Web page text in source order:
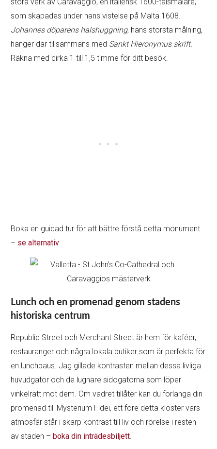
stora verk av Caravaggio, en italiensk 1600-talsmålare,
som skapades under hans vistelse på Malta 1608.
Johannes döparens halshuggning, hans största målning,
hänger där tillsammans med Sankt Hieronymus skrift.
Räkna med cirka 1 till 1,5 timme för ditt besök.
Boka en guidad tur för att bättre förstå detta monument
– se alternativ
Lunch och en promenad genom stadens
historiska centrum
Republic Street och Merchant Street är hem för kaféer,
restauranger och några lokala butiker som är perfekta för
en lunchpaus. Jag gillade kontrasten mellan dessa livliga
huvudgator och de lugnare sidogatorna som löper
vinkelrätt mot dem. Om vädret tillåter kan du förlänga din
promenad till Mysterium Fidei, ett före detta kloster vars
atmosfär står i skarp kontrast till liv och rörelse i resten
av staden –boka din inträdesbiljett